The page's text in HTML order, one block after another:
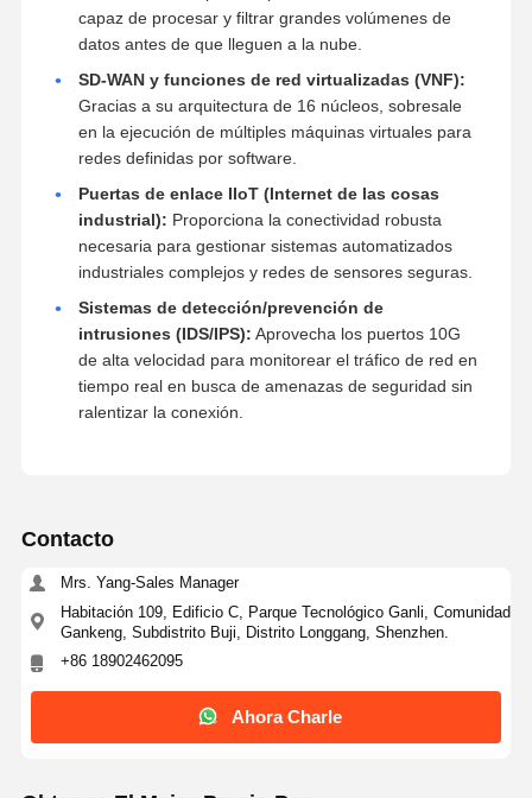
capaz de procesar y filtrar grandes volúmenes de
datos antes de que lleguen a la nube.
SD-WAN y funciones de red virtualizadas (VNF):
Gracias a su arquitectura de 16 núcleos, sobresale
en la ejecución de múltiples máquinas virtuales para
redes definidas por software.
Puertas de enlace IIoT (Internet de las cosas
industrial): Proporciona la conectividad robusta
necesaria para gestionar sistemas automatizados
industriales complejos y redes de sensores seguras.
Sistemas de detección/prevención de
intrusiones (IDS/IPS): Aprovecha los puertos 10G
de alta velocidad para monitorear el tráfico de red en
tiempo real en busca de amenazas de seguridad sin
ralentizar la conexión.
Contacto
Mrs. Yang-Sales Manager
Habitación 109, Edificio C, Parque Tecnológico Ganli, Comunidad
Gankeng, Subdistrito Buji, Distrito Longgang, Shenzhen.
+86 18902462095
Ahora Charle